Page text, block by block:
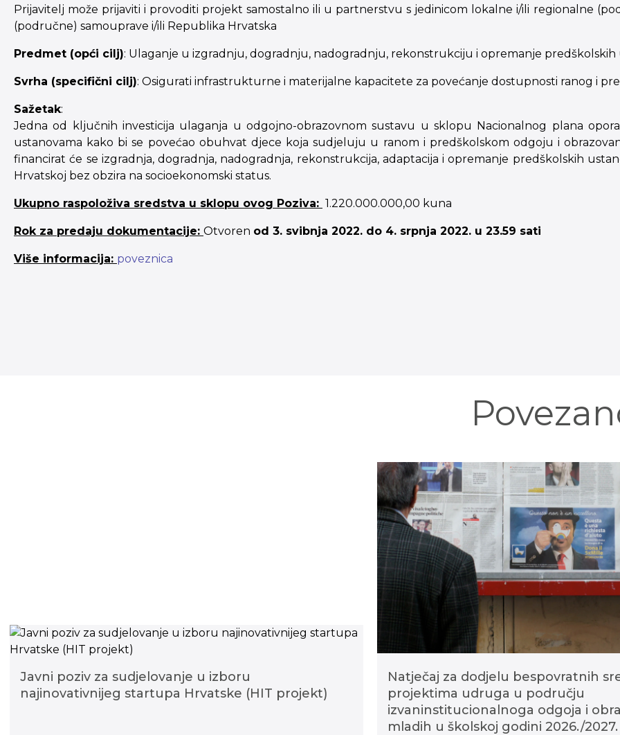
Prijavitelj može prijaviti i provoditi projekt samostalno ili u partnerstvu s jedinicom lokalne i/ili regionalne
(područne) samouprave i/ili Republika Hrvatska
Predmet (opći cilj): Ulaganje u izgradnju, dogradnju, nadogradnju, rekonstrukciju i opremanje predškolskih
Svrha (specifični cilj): Osigurati infrastrukturne i materijalne kapacitete za povećanje dostupnosti ranog i
Sažetak:
Jedna od ključnih investicija ulaganja u odgojno-obrazovnom sustavu u sklopu Nacionalnog plana
ustanovama kako bi se povećao obuhvat djece koja sudjeluju u ranom i predškolskom odgoju i
financirat će se izgradnja, dogradnja, nadogradnja, rekonstrukcija, adaptacija i opremanje predškolskih
Hrvatskoj bez obzira na socioekonomski status.
Ukupno raspoloživa sredstva u sklopu ovog Poziva: 1.220.000.000,00 kuna
Rok za predaju dokumentacije: Otvoren od 3. svibnja 2022. do 4. srpnja 2022. u 23.59 sati
Više informacija: poveznica
Javni poziv za sudjelovanje u izboru
najinovativnijeg startupa Hrvatske (HIT projekt)
Natječaj za dodjelu bespovratnih
projektima udruga u području
izvaninstitucionalnoga odgoja i
mladih u školskoj godini 2026./2027.